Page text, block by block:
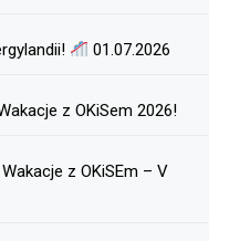
01.07.2026
z OKiSem 2026!
z OKiSEm – V